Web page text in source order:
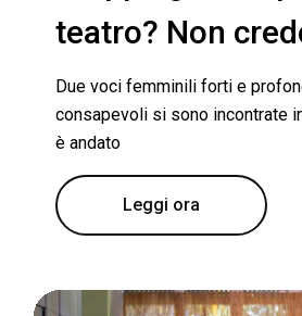
teatro? Non
Due voci femminili forti e
consapevoli si sono incontrate
è andato
Leggi ora